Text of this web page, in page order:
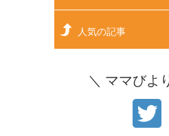
生後6ヶ月
人気の記事
＼ ママびよ